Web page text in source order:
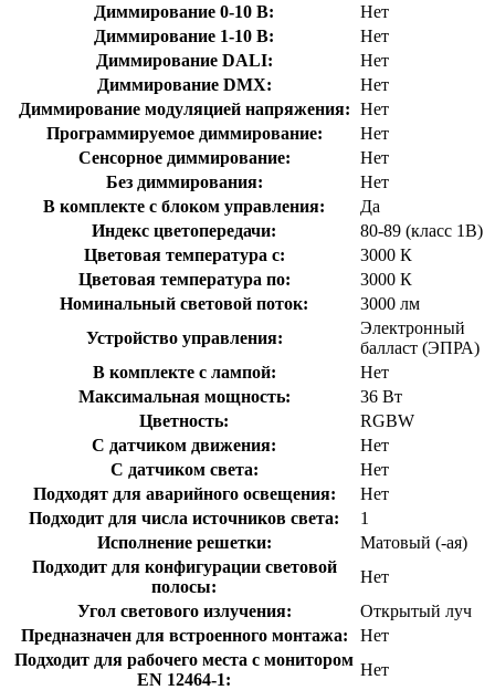
Диммирование 0-10 В:
Нет
Диммирование 1-10 В:
Нет
Диммирование DALI:
Нет
Диммирование DMX:
Нет
Диммирование модуляцией напряжения: Нет
Программируемое диммирование:
Нет
Сенсорное диммирование:
Нет
Без диммирования:
Нет
В комплекте с блоком управления:
Да
Индекс цветопередачи:
80-89 (класс 1В)
Цветовая температура с:
3000 К
Цветовая температура по:
3000 К
Номинальный световой поток:
3000 лм
Устройство управления:
Электронный
балласт (ЭПРА)
В комплекте с лампой:
Нет
Максимальная мощность:
36 Вт
Цветность:
RGBW
С датчиком движения:
Нет
С датчиком света:
Нет
Подходят для аварийного освещения:
Нет
Подходит для числа источников света:
1
Исполнение решетки:
Матовый (-ая)
Подходит для конфигурации световой
полосы:
Нет
Угол светового излучения:
Открытый луч
Предназначен для встроенного монтажа:
Нет
Подходит для рабочего места с монитором
EN 12464-1:
Нет